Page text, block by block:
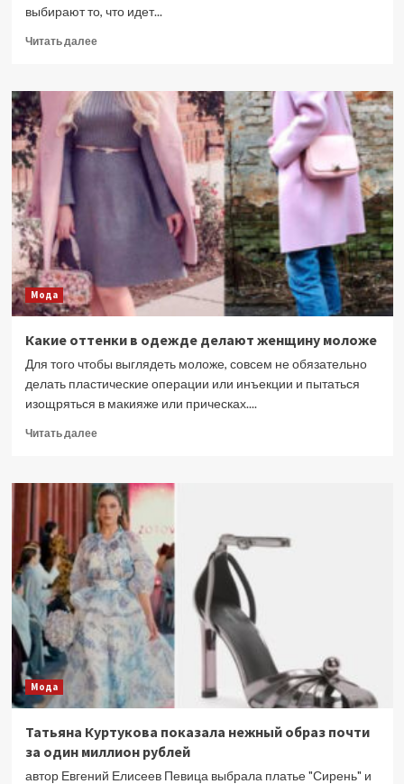
выбирают то, что идет...
Читать далееПрочитать
Окрашивание
волос,
которое
молодит:
правила,
Мода
Какие оттенки в одежде делают женщину моложе
Для того чтобы выглядеть моложе, совсем не обязательно
делать пластические операции или инъекции и пытаться
изощряться в макияже или прическах....
Читать далееПрочитать
Какие
оттенки
в
одежде
делают
женщину
моложе
Мода
Татьяна Куртукова показала нежный образ почти
за один миллион рублей
автор Евгений Елисеев Певица выбрала платье "Сирень" и